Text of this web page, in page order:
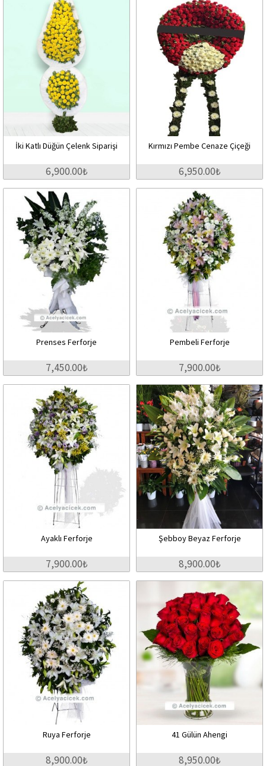
İki Katlı Düğün Çelenk Siparişi
6,900.00₺
Kırmızı Pembe Cenaze Çiçeği
6,950.00₺
Prenses Ferforje
7,450.00₺
Pembeli Ferforje
7,900.00₺
Ayaklı Ferforje
7,900.00₺
Şebboy Beyaz Ferforje
8,900.00₺
Ruya Ferforje
8,900.00₺
41 Gülün Ahengi
8,950.00₺